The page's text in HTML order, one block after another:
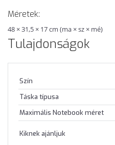
Méretek:
48 × 31,5 × 17 cm (ma × sz × mé)
Tulajdonságok
Szín
Táska típusa
Maximális Notebook méret
Kiknek ajánljuk